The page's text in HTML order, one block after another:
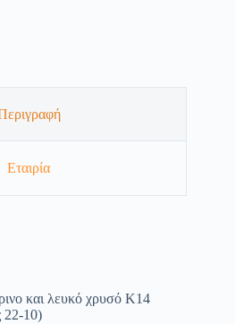
Εταιρία
και λευκό χρυσό Κ14
22-10)